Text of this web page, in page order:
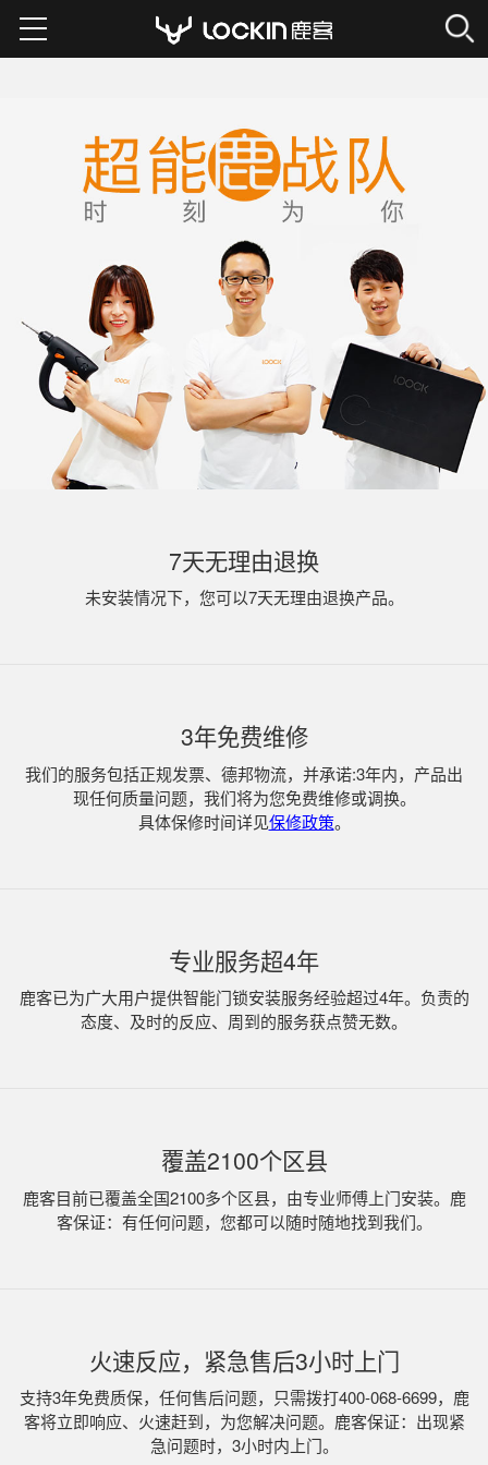
服务支持
经销代理
公司首页
7天无理由退换
未安装情况下，您可以7天无理由退换产品。
3年免费维修
我们的服务包括正规发票、德邦物流，并承诺:3年内，产品出
现任何质量问题，我们将为您免费维修或调换。
具体保修时间详见保修政策。
专业服务超4年
鹿客已为广大用户提供智能门锁安装服务经验超过4年。负责的
态度、及时的反应、周到的服务获点赞无数。
覆盖2100个区县
鹿客目前已覆盖全国2100多个区县，由专业师傅上门安装。鹿
客保证：有任何问题，您都可以随时随地找到我们。
火速反应，紧急售后3小时上门
支持3年免费质保，任何售后问题，只需拨打400-068-6699，鹿
客将立即响应、火速赶到，为您解决问题。鹿客保证：出现紧
急问题时，3小时内上门。